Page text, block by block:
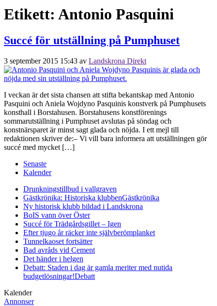
Etikett: Antonio Pasquini
Succé för utställning på Pumphuset
3 september 2015 15:43 av Landskrona Direkt
I veckan är det sista chansen att stifta bekantskap med Antonio
Pasquini och Aniela Wojdyno Pasquinis konstverk på Pumphusets
konsthall i Borstahusen. Borstahusens konstförenings
sommarutställning i Pumphuset avslutas på söndag och
konstnärsparet är minst sagt glada och nöjda. I ett mejl till
redaktionen skriver de:– Vi vill bara informera att utställningen gör
succé med mycket […]
Senaste
Kalender
Drunkningstillbud i vallgraven
Gästkrönika: Historiska klubbenGästkrönika
Ny historisk klubb bildad i Landskrona
BoIS vann över Öster
Succé för Trädgårdsgillet – Igen
Efter tjugo år räcker inte självberömplanket
Tunnelkaoset fortsätter
Bad avråds vid Cement
Det händer i helgen
Debatt: Staden i dag är gamla meriter med nutida
budgetlösningar!Debatt
Kalender
Annonser